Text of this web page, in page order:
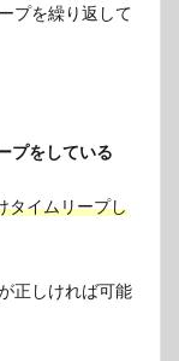
プを繰り返して
プをしている
タイムリープし
正しければ可能